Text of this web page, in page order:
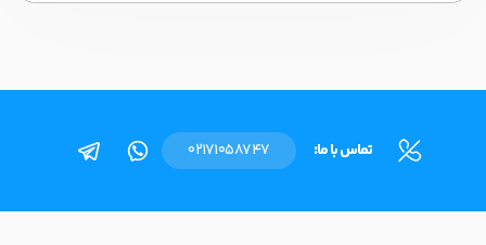
تماس با ما: 02171058747